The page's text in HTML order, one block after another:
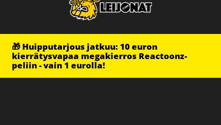
🎁 Huipputarjous jatkuu: 10 euron
kierrätysvapaa megakierros Reactoonz-
peliin - vain 1 eurolla!